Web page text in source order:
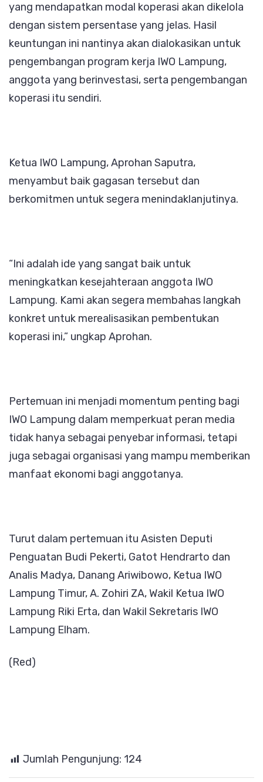
yang mendapatkan modal koperasi akan dikelola
dengan sistem persentase yang jelas. Hasil
keuntungan ini nantinya akan dialokasikan untuk
pengembangan program kerja IWO Lampung,
anggota yang berinvestasi, serta pengembangan
koperasi itu sendiri.
Ketua IWO Lampung, Aprohan Saputra,
menyambut baik gagasan tersebut dan
berkomitmen untuk segera menindaklanjutinya.
“Ini adalah ide yang sangat baik untuk
meningkatkan kesejahteraan anggota IWO
Lampung. Kami akan segera membahas langkah
konkret untuk merealisasikan pembentukan
koperasi ini,” ungkap Aprohan.
Pertemuan ini menjadi momentum penting bagi
IWO Lampung dalam memperkuat peran media
tidak hanya sebagai penyebar informasi, tetapi
juga sebagai organisasi yang mampu memberikan
manfaat ekonomi bagi anggotanya.
Turut dalam pertemuan itu Asisten Deputi
Penguatan Budi Pekerti, Gatot Hendrarto dan
Analis Madya, Danang Ariwibowo, Ketua IWO
Lampung Timur, A. Zohiri ZA, Wakil Ketua IWO
Lampung Riki Erta, dan Wakil Sekretaris IWO
Lampung Elham.
(Red)
Jumlah Pengunjung: 124